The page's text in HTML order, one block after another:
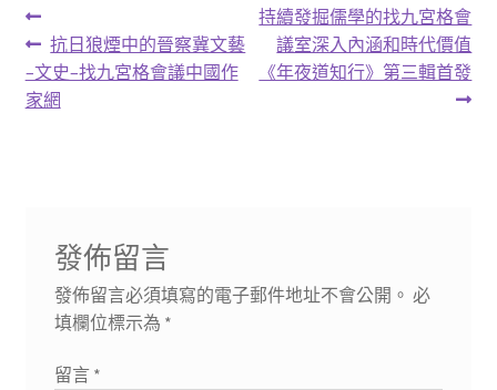
文
章
導
上
一
篇
抗日狼煙中的晉察冀文藝
–文史–找九宮格會議中國作
家網
下
篇
持續發掘儒學的找九宮格會
議室深入內涵和時代價值
《年夜道知行》第三輯首發
發佈留言
發佈留言必須填寫的電子郵件地址不會公開。 必
填欄位標示為 *
留言 *